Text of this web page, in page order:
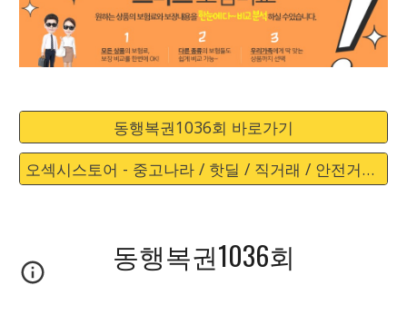
동행복권1036회 바로가기
오섹시스토어 - 중고나라 / 핫딜 / 직거래 / 안전거래 바로가기
동행복권1036회